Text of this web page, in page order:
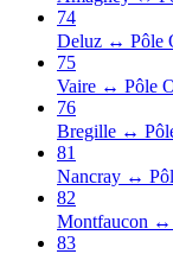
74
Deluz ↔ Pôle
75
Vaire ↔ Pôle
76
Bregille ↔
81
Nancray ↔
82
Montfaucon ↔
83